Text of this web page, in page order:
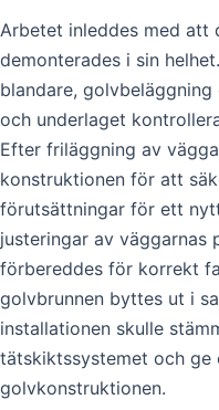
Arbetet inleddes med att
demonterades i sin
blandare,
och underlaget
Efter friläggning av
konstruktionen för att
förutsättningar för ett
justeringar av väggarnas
förbereddes för korrekt
golvbrunnen byttes ut i
installationen skulle
tätskiktssystemet och ge
golvkonstruktionen.